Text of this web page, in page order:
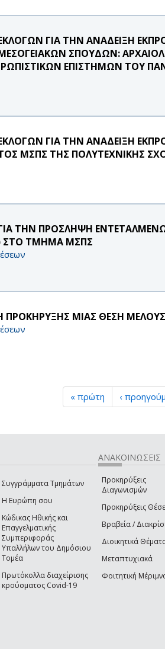
ΓΙΑ ΤΗΝ ΑΝΑΔΕΙΞΗ
ΣΠΟΥΔΩΝ:
ΕΠΙΣΤΗΜΩΝ ΤΟΥ
ΓΙΑ ΤΗΝ ΑΝΑΔΕΙΞΗ
ΜΣΠΣ ΤΗΣ ΠΟΛΥΤΕΧΝΙΚΗΣ
ΤΗΝ ΠΡΟΣΛΗΨΗ
ΣΤΟ ΤΜΗΜΑ ΜΣΠΣ
ΜΙΑΣ ΘΕΣΗ ΜΕΛΟΥΣ
« πρώτη ‹
Συγγράμματα Τμημάτων
Η Ευρώπη σου
Κώδικας Ηθικής και
Επαγγελματικής
Συμπεριφοράς
Υπαλλήλων του Δημόσιου
Τομέα
Πρωτόκολλα διαχείρισης
κρούσματος Covid-19
ΑΝΑΚΟΙΝΩΣΕΙΣ
Προκηρύξεις
Διαγωνισμών
Προκηρύξεις
Βραβεία /
Διοικητικά
Μεταπτυχιακά
Φοιτητική